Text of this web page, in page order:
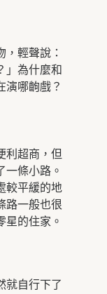
輕聲說：
」為什麼和
演哪齣戲？
利超商，但
一條小路。
較平緩的地
路一般也很
星的住家。
就自行下了